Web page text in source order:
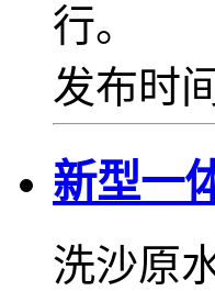
行。
发布时
新型一
洗沙原